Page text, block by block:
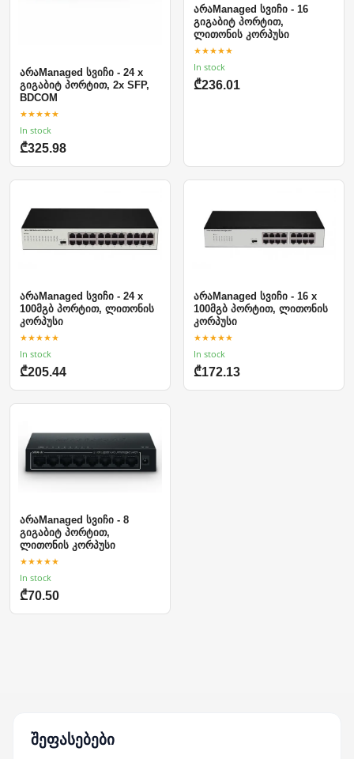
არაManaged სვიჩი - 24 x
გიგაბიტ პორტით, 2x SFP,
BDCOM
★★★★★
In stock
₾325.98
არაManaged სვიჩი - 16
გიგაბიტ პორტით,
ლითონის კორპუსი
★★★★★
In stock
₾236.01
არაManaged სვიჩი - 24 x
100მგბ პორტით, ლითონის
კორპუსი
★★★★★
In stock
₾205.44
არაManaged სვიჩი - 16 x
100მგბ პორტით, ლითონის
კორპუსი
★★★★★
In stock
₾172.13
არაManaged სვიჩი - 8
გიგაბიტ პორტით,
ლითონის კორპუსი
★★★★★
In stock
₾70.50
შეფასებები